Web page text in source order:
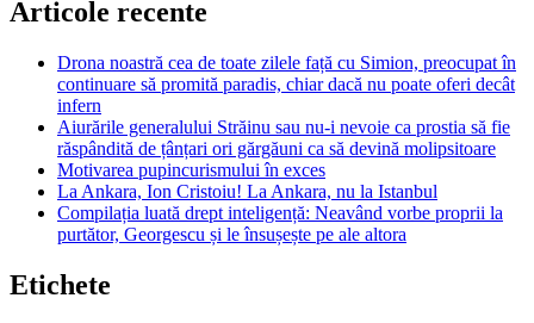
că
Articole recente
Drona noastră cea de toate zilele față cu Simion, preocupat în
continuare să promită paradis, chiar dacă nu poate oferi decât
infern
Aiurările generalului Străinu sau nu-i nevoie ca prostia să fie
răspândită de țânțari ori gărgăuni ca să devină molipsitoare
Motivarea pupincurismului în exces
La Ankara, Ion Cristoiu! La Ankara, nu la Istanbul
Compilația luată drept inteligență: Neavând vorbe proprii la
purtător, Georgescu și le însușește pe ale altora
Etichete